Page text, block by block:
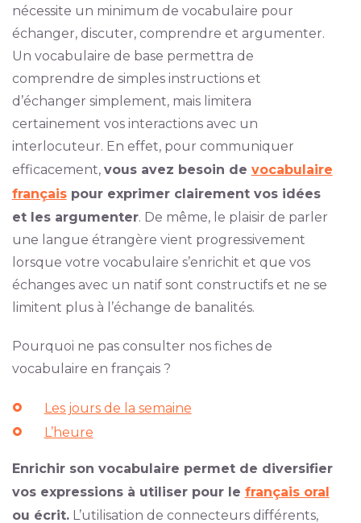
nécessite un minimum de vocabulaire pour
échanger, discuter, comprendre et argumenter.
Un vocabulaire de base permettra de
comprendre de simples instructions et
d’échanger simplement, mais limitera
certainement vos interactions avec un
interlocuteur. En effet, pour communiquer
efficacement, vous avez besoin de vocabulaire
françaispour exprimer clairement vos idées
et les argumenter. De même, le plaisir de parler
une langue étrangère vient progressivement
lorsque votre vocabulaire s’enrichit et que vos
échanges avec un natif sont constructifs et ne se
limitent plus à l’échange de banalités.
Pourquoi ne pas consulter nos fiches de
vocabulaire en français ?
Les jours de la semaine
L’heure
Enrichir son vocabulaire permet de diversifier
vos expressions à utiliser pour le français oral
ou écrit.L’utilisation de connecteurs différents,